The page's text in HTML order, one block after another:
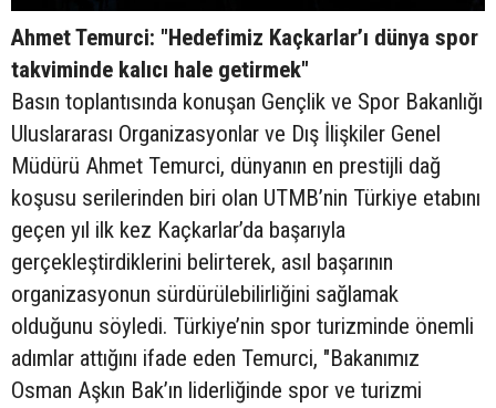
Ahmet Temurci: "Hedefimiz Kaçkarlar’ı dünya spor
takviminde kalıcı hale getirmek"
Basın toplantısında konuşan Gençlik ve Spor Bakanlığı
Uluslararası Organizasyonlar ve Dış İlişkiler Genel
Müdürü Ahmet Temurci, dünyanın en prestijli dağ
koşusu serilerinden biri olan UTMB’nin Türkiye etabını
geçen yıl ilk kez Kaçkarlar’da başarıyla
gerçekleştirdiklerini belirterek, asıl başarının
organizasyonun sürdürülebilirliğini sağlamak
olduğunu söyledi. Türkiye’nin spor turizminde önemli
adımlar attığını ifade eden Temurci, "Bakanımız
Osman Aşkın Bak’ın liderliğinde spor ve turizmi